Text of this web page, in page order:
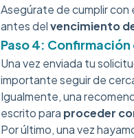
Asegúrate de cumplir con
antes delvencimiento
Paso 4:
Una vez enviada tu
importante seguir de
Igualmente, una
escrito para proceder
Por último, una vez